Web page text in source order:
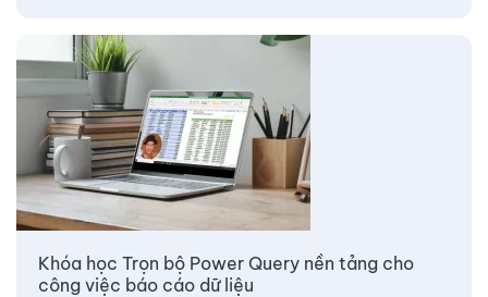
Khóa học Trọn bộ Power Query nền tảng cho
công việc báo cáo dữ liệu